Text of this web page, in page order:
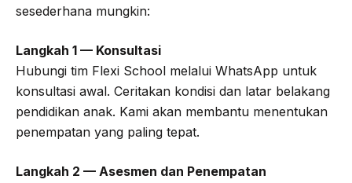
sesederhana mungkin:
Langkah 1 — Konsultasi
Hubungi tim Flexi School melalui WhatsApp untuk
konsultasi awal. Ceritakan kondisi dan latar belakang
pendidikan anak. Kami akan membantu menentukan
penempatan yang paling tepat.
Langkah 2 — Asesmen dan Penempatan